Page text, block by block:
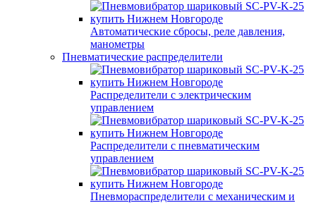
Автоматические сбросы, реле давления,
манометры
Пневматические распределители
Распределители с электрическим
управлением
Распределители с пневматическим
управлением
Пневмораспределители с механическим и